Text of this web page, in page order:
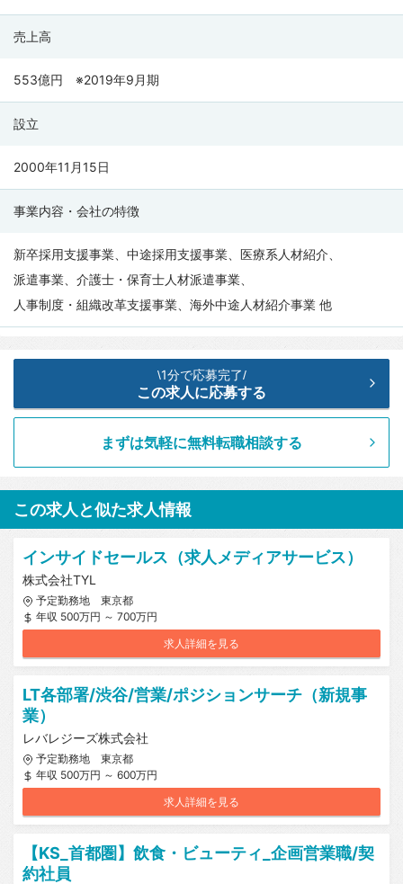
(
NEO
CO.,
LTD.
情
報
売上高
553億円 ※2019年9月期
設立
2000年11月15日
事業内容・会社の特徴
新卒採用支援事業、中途採用支援事業、医療系人材紹介、
派遣事業、介護士・保育士人材派遣事業、
人事制度・組織改革支援事業、海外中途人材紹介事業 他
まずは気軽に無料転職相談する
\1分で応募完了/
この求人に応募する
この求人と似た求人情報
インサイドセールス（求人メディアサービス）
株式会社TYL
予定勤務地 東京都
年収 500万円 ～ 700万円
求人詳細を見る
LT各部署/渋谷/営業/ポジションサーチ（新規事
業）
レバレジーズ株式会社
予定勤務地 東京都
年収 500万円 ～ 600万円
求人詳細を見る
【KS_首都圏】飲食・ビューティ_企画営業職/契
約社員